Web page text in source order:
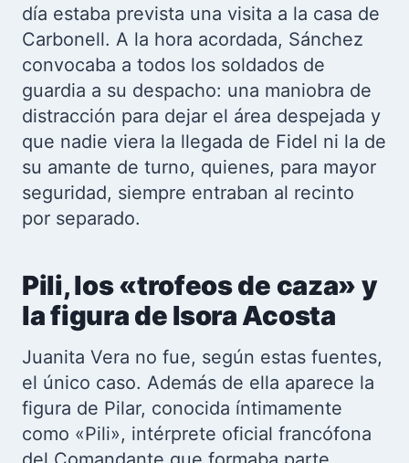
día estaba prevista una visita a la casa de
Carbonell. A la hora acordada, Sánchez
convocaba a todos los soldados de
guardia a su despacho: una maniobra de
distracción para dejar el área despejada y
que nadie viera la llegada de Fidel ni la de
su amante de turno, quienes, para mayor
seguridad, siempre entraban al recinto
por separado.
Pili, los «trofeos de caza» y
la figura de Isora Acosta
Juanita Vera no fue, según estas fuentes,
el único caso. Además de ella aparece la
figura de Pilar, conocida íntimamente
como «Pili», intérprete oficial francófona